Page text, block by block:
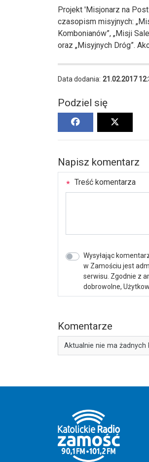
Projekt 'Misjonarz na
czasopism misyjnych:
Kombonianów”, „Misji
oraz „Misyjnych Dróg”.
Data dodania: 21.02.2017
Podziel się
Napisz komentarz
Treść komentarza
Wysyłając
w Zamościu jest
serwisu. Zgodnie z
dobrowolne,
Komentarze
Aktualnie nie ma